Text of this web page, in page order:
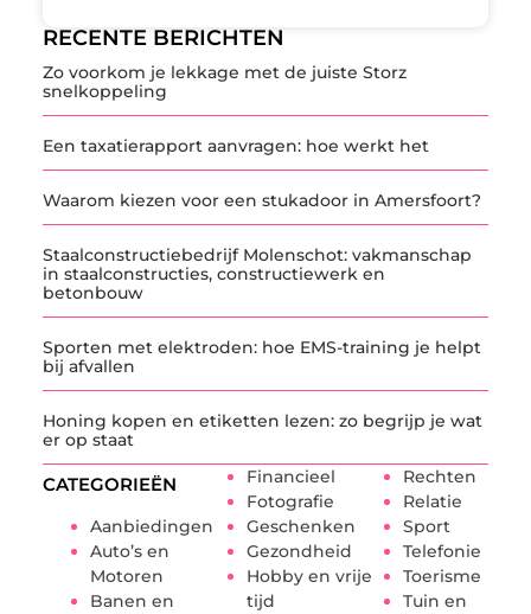
RECENTE BERICHTEN
Zo voorkom je lekkage met de juiste Storz
snelkoppeling
Een taxatierapport aanvragen: hoe werkt het
Waarom kiezen voor een stukadoor in Amersfoort?
Staalconstructiebedrijf Molenschot: vakmanschap
in staalconstructies, constructiewerk en
betonbouw
Sporten met elektroden: hoe EMS-training je helpt
bij afvallen
Honing kopen en etiketten lezen: zo begrijp je wat
er op staat
CATEGORIEËN
Aanbiedingen
Auto’s en
Motoren
Banen en
Financieel
Fotografie
Geschenken
Gezondheid
Hobby en vrije
tijd
Rechten
Relatie
Sport
Telefonie
Toerisme
Tuin en